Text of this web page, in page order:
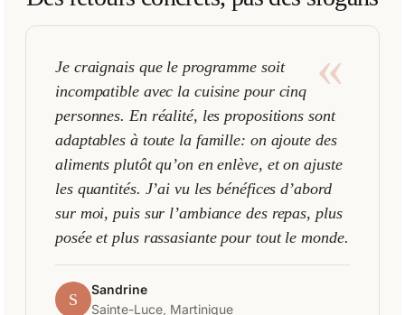
«
Je craignais que le programme soit
incompatible avec la cuisine pour cinq
personnes. En réalité, les propositions sont
adaptables à toute la famille: on ajoute des
aliments plutôt qu’on en enlève, et on ajuste
les quantités. J’ai vu les bénéfices d’abord
sur moi, puis sur l’ambiance des repas, plus
posée et plus rassasiante pour tout le monde.
S
Sandrine
Sainte-Luce, Martinique